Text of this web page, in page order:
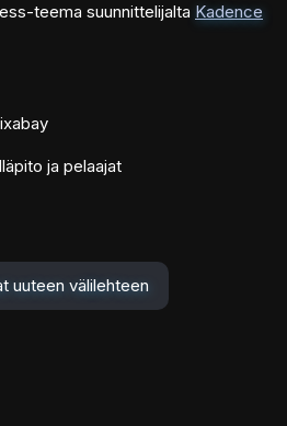
teema suunnittelijalta Kadence
ja pelaajat
uuteen välilehteen